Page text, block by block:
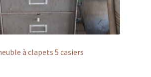
à clapets 5 casiers